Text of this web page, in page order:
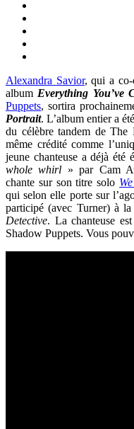
Alexandra Savior, qui a
album Everything You’ve
Puppets, sortira
Portrait. L’album entier a
du célèbre tandem de The
même crédité comme
jeune chanteuse a déjà été
whole whirl » par Cam
chante sur son titre solo
qui selon elle porte sur
participé (avec Turner) à
Detective. La chanteuse
Shadow Puppets. Vous